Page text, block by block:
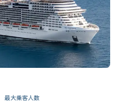
最大乗客人数